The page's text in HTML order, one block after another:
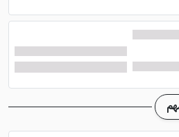
پارک شهر
برای بزرگسالان در نظر گرفته
هتل که شامل اسپا و خدمات